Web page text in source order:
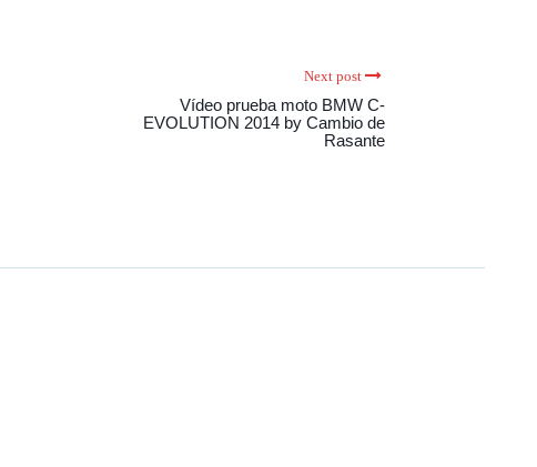
Next post
Vídeo prueba moto BMW C-
EVOLUTION 2014 by Cambio de
Rasante